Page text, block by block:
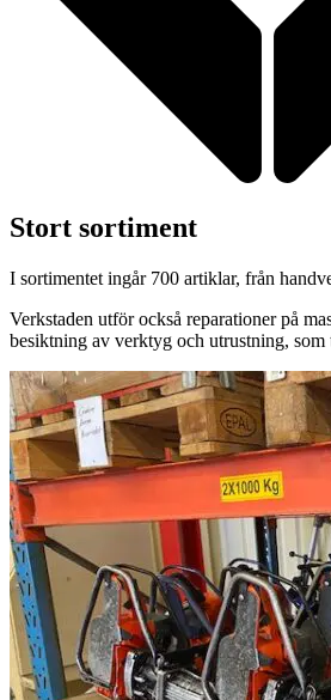
Stort sortiment
I sortimentet ingår 700 artiklar, från
Verkstaden utför också reparationer på
besiktning av verktyg och utrustning,